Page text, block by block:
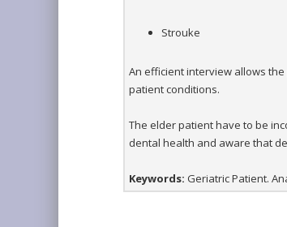
Strouke
An efficient interview allows
patient conditions.
The elder patient have to be
dental health and aware that
Keywords: Geriatric Patient.